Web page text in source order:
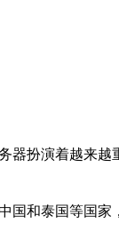
器扮演着越来
国和泰国等国